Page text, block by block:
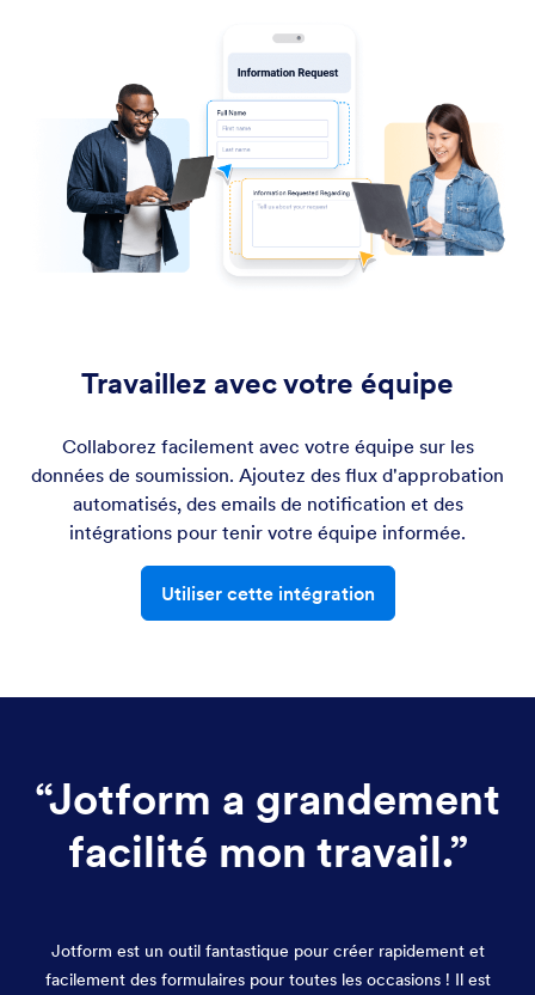
Travaillez avec votre équipe
Collaborez facilement avec votre équipe sur les
données de soumission. Ajoutez des flux d'approbation
automatisés, des emails de notification et des
intégrations pour tenir votre équipe informée.
Utiliser cette intégration
“Jotform a grandement
facilité mon travail.”
Jotform est un outil fantastique pour créer rapidement et
facilement des formulaires pour toutes les occasions ! Il est